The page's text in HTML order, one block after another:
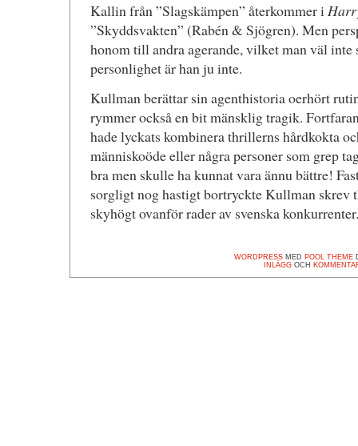
Kallin från ”Slagskämpen” återkommer i
”Skyddsvakten” (Rabén & Sjögren). Men
honom till andra agerande, vilket man väl inte
personlighet är han ju inte.
Kullman berättar sin agenthistoria oerhört
rymmer också en bit mänsklig tragik.
hade lyckats kombinera thrillerns hårdkokta
människoöde eller några personer som grep
bra men skulle ha kunnat vara ännu bättre!
sorgligt nog hastigt bortryckte Kullman skrev
skyhögt ovanför rader av svenska konkurrenter.
WORDPRESSMED POOL THEME
INLÄGGOCH